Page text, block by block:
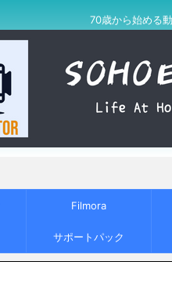
70歳から始める
Filmora
サポートパック